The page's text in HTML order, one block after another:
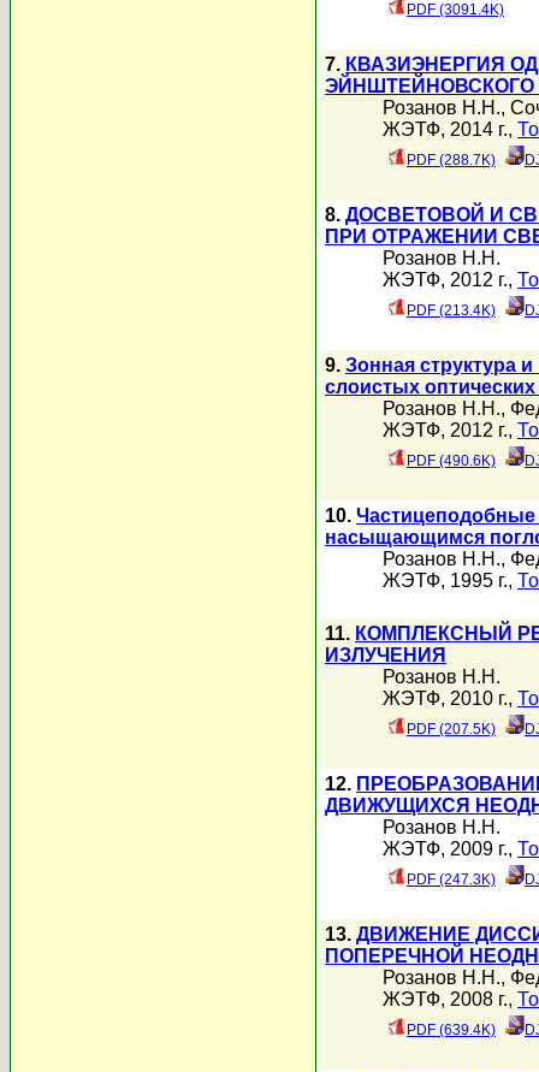
PDF (3091.4K)
7. КВАЗИЭНЕРГИЯ
ЭЙНШТЕЙНОВСКОГО
Розанов Н.Н.,
ЖЭТФ, 2014 г.,
PDF (288.7K)
8. ДОСВЕТОВОЙ И
ПРИ ОТРАЖЕНИИ
Розанов Н.Н.
ЖЭТФ, 2012 г.,
PDF (213.4K)
9. Зонная структура
слоистых
Розанов Н.Н.,
ЖЭТФ, 2012 г.,
PDF (490.6K)
10. Частицеподобные
насыщающимся
Розанов Н.Н.,
ЖЭТФ, 1995 г.,
11. КОМПЛЕКСНЫЙ
ИЗЛУЧЕНИЯ
Розанов Н.Н.
ЖЭТФ, 2010 г.,
PDF (207.5K)
12.
ДВИЖУЩИХСЯ
Розанов Н.Н.
ЖЭТФ, 2009 г.,
PDF (247.3K)
13. ДВИЖЕНИЕ
ПОПЕРЕЧНОЙ
Розанов Н.Н.,
ЖЭТФ, 2008 г.,
PDF (639.4K)